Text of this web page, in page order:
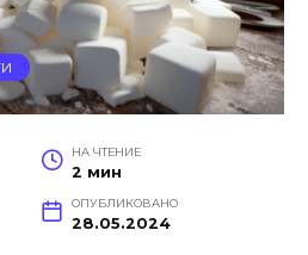
НА ЧТЕНИЕ
2 мин
ОПУБЛИКОВАНО
28.05.2024